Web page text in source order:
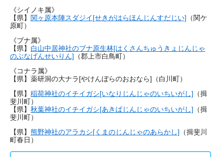
《シイノキ属》
【県】 関ヶ原本陣スダジイ[せきがはらほんじんすだじい] （関ケ
原町）
《ブナ属》
【県】 白山中居神社のブナ原生林[はくさんちゅうきょじんじゃ
のぶなげんせいりん] （郡上市白鳥町）
《コナラ属》
【県】薬研洞の大ナラ[やけんぼらのおおなら]（白川町）
【県】 稲荷神社のイチイガシ[いなりじんじゃのいちいがし] （揖
斐川町）
【県】 秋葉神社のイチイガシ[あきばじんじゃのいちいがし] （揖
斐川町）
【県】 熊野神社のアラカシ[くまのじんじゃのあらかし] （揖斐川
町春日）